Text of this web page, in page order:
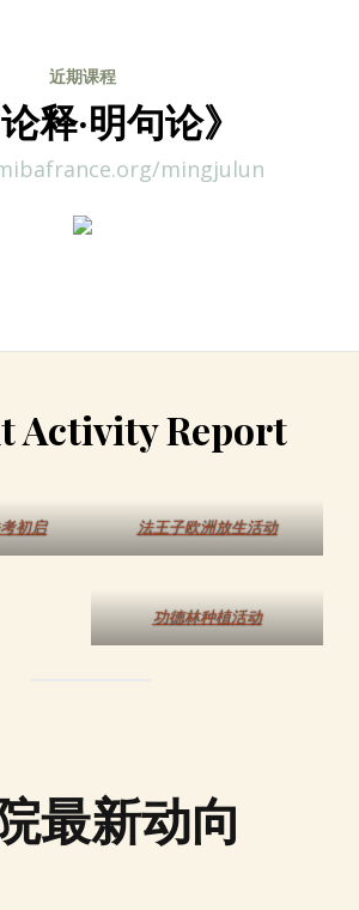
近期课程
论释·明句论》
mingjulun
Activity Report
初启 法王子欧洲放生活动
功德林种植活动
最新动向